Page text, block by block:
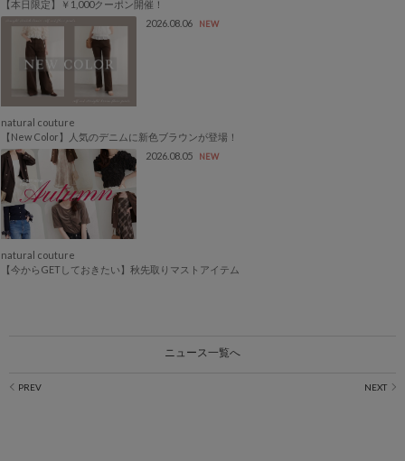
【本日限定】￥1,000クーポン開催！
2026.08.06
NEW
natural couture
【New Color】人気のデニムに新色ブラウンが登場！
2026.08.05
NEW
natural couture
【今からGETしておきたい】秋先取りマストアイテム
ニュース一覧へ